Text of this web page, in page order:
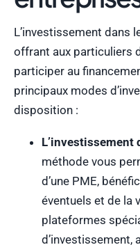
L’investissement dans
offrant aux particuliers
participer au
principaux modes
disposition :
L’investissement
méthode vous
d’une PME,
éventuels et de la
plateformes
d’investissement,